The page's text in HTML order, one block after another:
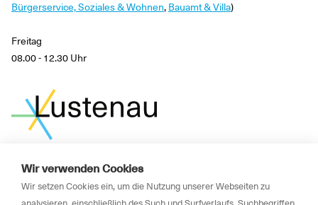
Wir verwenden Cookies
Wir setzen Cookies ein, um die Nutzung unserer Webseiten zu
Bürgerservice, Soziales & Wohnen, Bauamt & Villa)
Freitag
08.00 - 12.30 Uhr
News